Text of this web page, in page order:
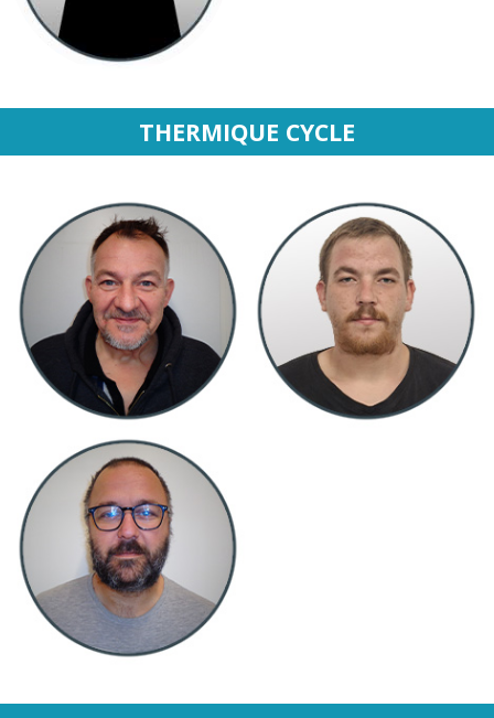
THERMIQUE CYCLE